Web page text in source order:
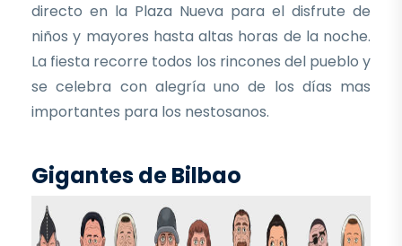
directo en la Plaza Nueva para el disfrute de
niños y mayores hasta altas horas de la noche.
La fiesta recorre todos los rincones del pueblo y
se celebra con alegría uno de los días mas
importantes para los nestosanos.
Gigantes de Bilbao